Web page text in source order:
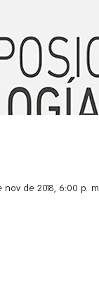
de 2018, 6:00 p. m.